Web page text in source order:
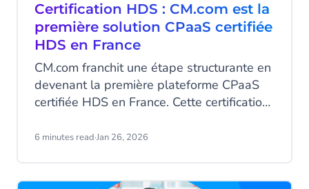
Certification HDS : CM.com est la
première solution CPaaS certifiée
HDS en France
CM.com franchit une étape structurante en
devenant la première plateforme CPaaS
certifiée HDS en France. Cette certification,
de sa capacité à héberger et traiter des
6 minutes read·Jan 26, 2026